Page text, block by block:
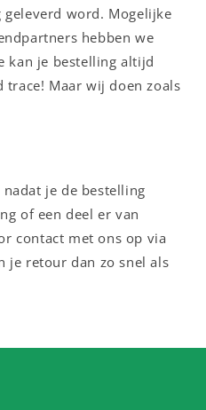
geleverd word. Mogelijke
hebben we
kan je bestelling altijd
Maar wij doen zoals
nadat je de bestelling
of een deel er van
contact met ons op via
je retour dan zo snel als